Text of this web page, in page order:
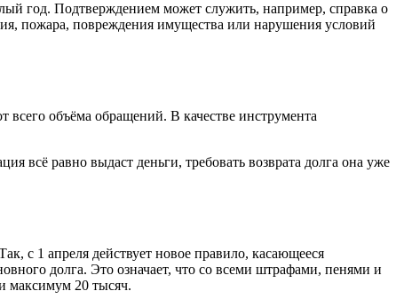
год. Подтверждением может служить, например, справка о
пожара, повреждения имущества или нарушения условий
всего объёма обращений. В качестве инструмента
всё равно выдаст деньги, требовать возврата долга она уже
с 1 апреля действует новое правило, касающееся
долга. Это означает, что со всеми штрафами, пенями и
максимум 20 тысяч.